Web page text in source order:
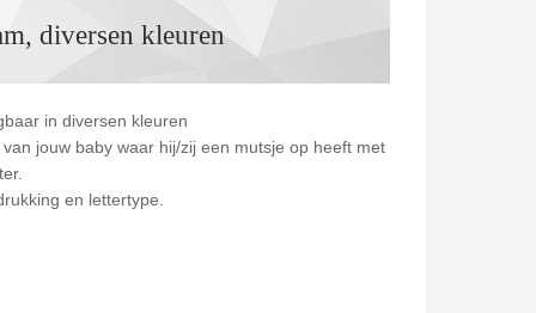
diversen kleuren
in diversen kleuren
jouw baby waar hij/zij een mutsje op heeft met
en lettertype.